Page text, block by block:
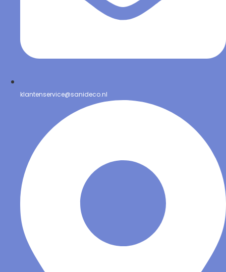
klantenservice@sanideco.nl